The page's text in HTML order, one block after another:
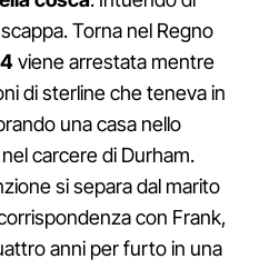
Torna nel Regno
viene arrestata mentre
di sterline che teneva in
una casa nello
carcere di Durham.
si separa dal marito
con Frank,
anni per furto in una